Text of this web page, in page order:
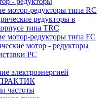
мотор-редукторы типа RC
редукторы в
типа TRC
мотор-редукторы типа FC
мотор - редукторы
PC
электроэнергией
ПРАКТИК
частоты